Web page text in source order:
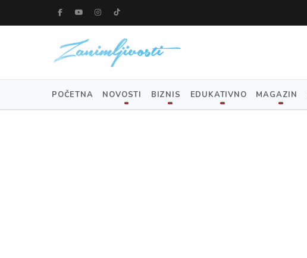
POČETNA NOVOSTI BIZNIS EDUKATIVNO MAGAZIN